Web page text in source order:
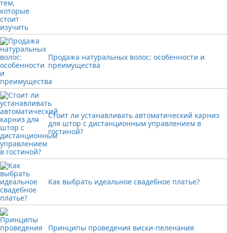
Продажа натуральных волос: особенности и
преимущества
Стоит ли устанавливать автоматический карниз
для штор с дистанционным управлением в
гостиной?
Как выбрать идеальное свадебное платье?
Принципы проведения виски-пеленания